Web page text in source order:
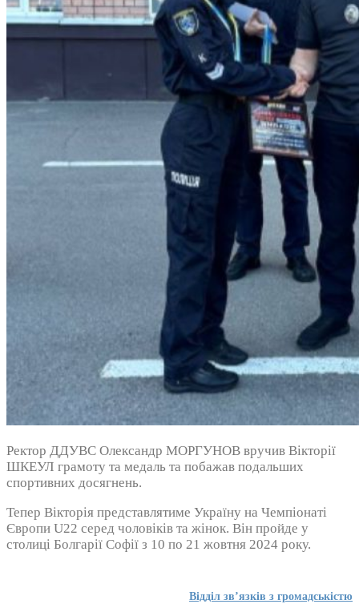
Ректор ДДУВС Олександр МОРГУНОВ вручив Вікторії
ШКЕУЛ грамоту та медаль та побажав подальших
спортивних досягнень.
Тепер Вікторія представлятиме Україну на Чемпіонаті
Європи U22 серед чоловіків та жінок. Він пройде у
столиці Болгарії Софії з 10 по 21 жовтня 2024 року.
Відділ зв’язків з громадськістю